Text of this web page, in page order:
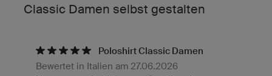
Classic Damen selbst gestalten
Poloshirt Classic Damen
Bewertet in Italien am 27.06.2026